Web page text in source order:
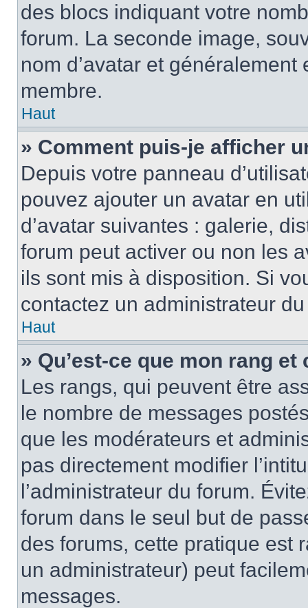
des blocs indiquant votre
forum. La seconde image,
nom d’avatar et
membre.
Haut
» Comment puis-je afficher
Depuis votre panneau
pouvez ajouter un avatar en
d’avatar suivantes : galerie,
forum peut activer ou non les
ils sont mis à disposition. Si
contactez un administrateur
Haut
» Qu’est-ce que mon rang
Les rangs, qui peuvent être
le nombre de messages
que les modérateurs et
pas directement modifier
l’administrateur du forum.
forum dans le seul but de
des forums, cette pratique est
un administrateur) peut
messages.